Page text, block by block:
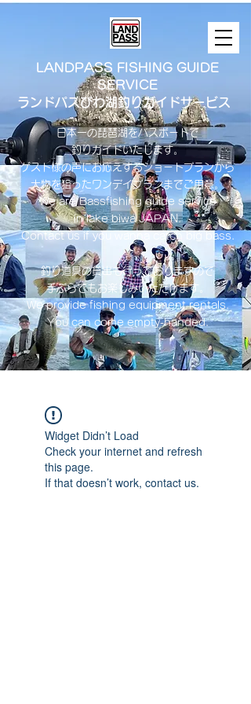
LANDPASS FISHING GUIDE
SERVICE
ランドパスびわ湖釣りガイドサービス
日本一の琵琶湖をバスボートで
釣りガイドいたします。
​ゲスト様の声にお応えするショートプランから
大物を狙ったワンデイプランまでご用意。
​We are Bassfishing guide service
in lake biwa ​JAPAN.
Contact us if you wanna catch big bass.
釣り道具の貸出も行っておりますので
手ぶらでもお楽しみいただけます。
We provide fishing equipment rentals.
You can come empty-handed.
Widget Didn’t Load
Check your internet and refresh
this page.
If that doesn’t work, contact us.